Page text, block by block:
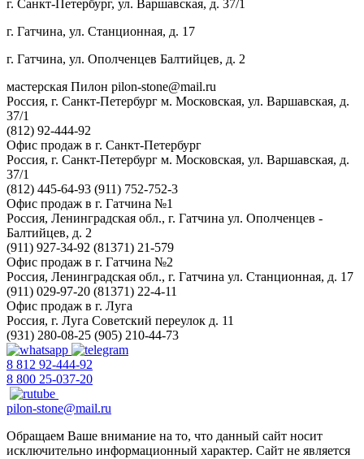
г. Санкт-Петербург, ул. Варшавская, д. 37/1
г. Гатчина, ул. Станционная, д. 17
г. Гатчина, ул. Ополченцев Балтийцев, д. 2
мастерская Пилон pilon-stone@mail.ru
Россия, г. Санкт-Петербург м. Московская, ул. Варшавская, д.
37/1
(812) 92-444-92
Офис продаж в г. Санкт-Петербург
Россия, г. Санкт-Петербург м. Московская, ул. Варшавская, д.
37/1
(812) 445-64-93 (911) 752-752-3
Офис продаж в г. Гатчина №1
Россия, Ленинградская обл., г. Гатчина ул. Ополченцев -
Балтийцев, д. 2
(911) 927-34-92 (81371) 21-579
Офис продаж в г. Гатчина №2
Россия, Ленинградская обл., г. Гатчина ул. Станционная, д. 17
(911) 029-97-20 (81371) 22-4-11
Офис продаж в г. Луга
Россия, г. Луга Советский переулок д. 11
(931) 280-08-25 (905) 210-44-73
8 812 92-444-92
8 800 25-037-20
pilon-stone@mail.ru
Обращаем Ваше внимание на то, что данный сайт носит
исключительно информационный характер. Сайт не является